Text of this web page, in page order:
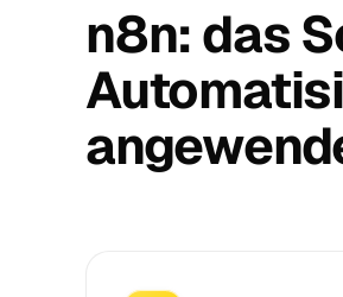
n8n: das